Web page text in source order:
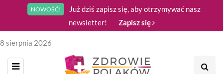
NOWOŚĆ!
Już dziś zapisz się, aby otrzymywać nasz
newsletter!
Zapisz się
8 sierpnia 2026